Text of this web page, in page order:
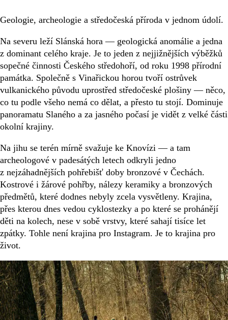
Geologie, archeologie a středočeská příroda v jednom údolí.
Na severu leží Slánská hora — geologická anomálie a jedna
z dominant celého kraje. Je to jeden z nejjižnějších výběžků
sopečné činnosti Českého středohoří, od roku 1998 přírodní
památka. Společně s Vinařickou horou tvoří ostrůvek
vulkanického původu uprostřed středočeské plošiny — něco,
co tu podle všeho nemá co dělat, a přesto tu stojí. Dominuje
panoramatu Slaného a za jasného počasí je vidět z velké části
okolní krajiny.
Na jihu se terén mírně svažuje ke Knovízi — a tam
archeologové v padesátých letech odkryli jedno
z nejzáhadnějších pohřebišť doby bronzové v Čechách.
Kostrové i žárové pohřby, nálezy keramiky a bronzových
předmětů, které dodnes nebyly zcela vysvětleny. Krajina,
přes kterou dnes vedou cyklostezky a po které se prohánějí
děti na kolech, nese v sobě vrstvy, které sahají tisíce let
zpátky. Tohle není krajina pro Instagram. Je to krajina pro
život.